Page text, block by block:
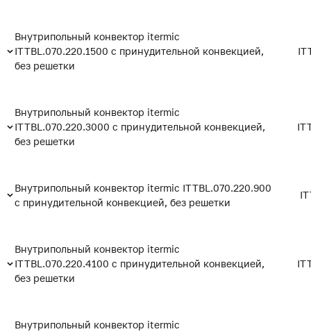
Внутрипольный конвектор itermic
ITTBL.070.220.1500 с принудительной конвекцией,
без решетки
Внутрипольный конвектор itermic
ITTBL.070.220.3000 с принудительной конвекцией,
без решетки
Внутрипольный конвектор itermic ITTBL.070.220.900
с принудительной конвекцией, без решетки
Внутрипольный конвектор itermic
ITTBL.070.220.4100 с принудительной конвекцией,
без решетки
Внутрипольный конвектор itermic